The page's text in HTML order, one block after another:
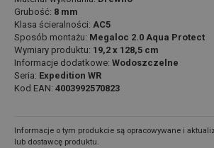
Grubość: 8 mm
Klasa ścieralności: AC5
Sposób montażu: Megaloc 2.0 Aqua Protect
Wymiary produktu: 19,2 x 128,5 cm
Informacje dodatkowe: Wodoszczelne
Seria: Expedition WR
Kod EAN: 4003992570823
Informacje o tym produkcie są opracowywane i
lub dostawcę produktu.